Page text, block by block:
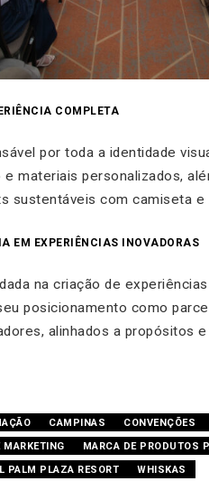
COMPLETA
por toda a identidade
e materiais personalizados,
sustentáveis com camiseta e
EM EXPERIÊNCIAS INOVADORAS
na criação de
posicionamento como
alinhados a propósitos
CAMPINAS CONVENÇÕES
MARKETING MARCA DE PRODUTOS
PALM PLAZA RESORT WHISKAS